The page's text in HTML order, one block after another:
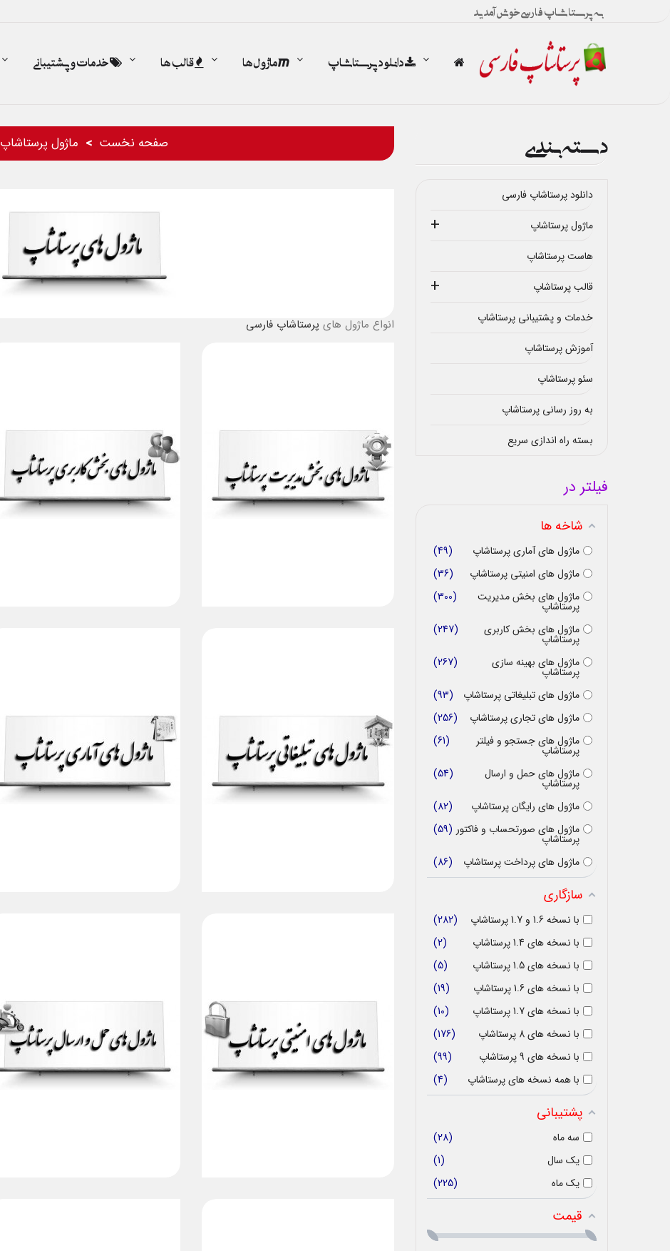
به پرستاشاپ فارسی خوش آمدید
دانلود پرستاشاپ ماژول ها قالب ها خدمات و پشتیبانی
دسته بندی
دانلود پرستاشاپ فارسی
ماژول پرستاشاپ
هاست پرستاشاپ
قالب پرستاشاپ
خدمات و پشتیبانی پرستاشاپ
آموزش پرستاشاپ
سئو پرستاشاپ
به روز رسانی پرستاشاپ
بسته راه اندازی سریع
فیلتر در
شاخه ها
ماژول های آماری پرستاشاپ
49
ماژول های امنیتی پرستاشاپ
36
ماژول های بخش مدیریت
پرستاشاپ
300
ماژول های بخش کاربری
پرستاشاپ
247
ماژول های بهینه سازی
پرستاشاپ
267
ماژول های تبلیغاتی پرستاشاپ
93
ماژول های تجاری پرستاشاپ
256
ماژول های جستجو و فیلتر
پرستاشاپ
61
ماژول های حمل و ارسال
پرستاشاپ
54
ماژول های رایگان پرستاشاپ
82
ماژول های صورتحساب و فاکتور
پرستاشاپ
59
ماژول های پرداخت پرستاشاپ 86
سازگاری
با نسخه 1.6 و 1.7 پرستاشاپ
282
با نسخه های 1.4 پرستاشاپ
2
با نسخه های 1.5 پرستاشاپ
5
با نسخه های 1.6 پرستاشاپ
19
با نسخه های 1.7 پرستاشاپ
10
با نسخه های 8 پرستاشاپ
176
با نسخه های 9 پرستاشاپ
99
با همه نسخه های پرستاشاپ
4
پشتیبانی
سه ماه
28
یک سال
1
یک ماه
225
قیمت
صفحه نخست ماژول پرستاشاپ
انواع ماژول های پرستاشاپ فارسی